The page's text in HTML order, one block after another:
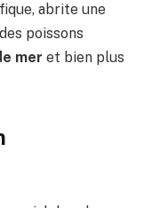
abrite une
poissons
mer et bien plus